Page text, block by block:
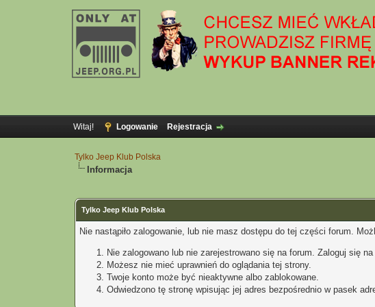
Witaj! Logowanie Rejestracja
Tylko Jeep Klub Polska
Informacja
Tylko Jeep Klub Polska
Nie nastąpiło zalogowanie, lub nie masz dostępu do tej części forum.
Nie zalogowano lub nie zarejestrowano się na forum. Zaloguj się
Możesz nie mieć uprawnień do oglądania tej strony.
Twoje konto może być nieaktywne albo zablokowane.
Odwiedzono tę stronę wpisując jej adres bezpośrednio w pasek